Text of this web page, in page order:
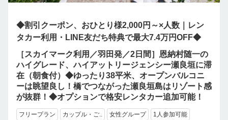
◆割引クーポン、おひとり様2,000円～×人数｜レン
タカー利用・LINE友だち特典で最大7.4万円OFF◆
［スカイマーク利用／羽田発／2日間］恩納村随一の
ハイグレード、ハイアットリージェンシー瀬良垣に滞
在（朝食付）◆ゆったり38平米、オープンバルコニ
ーは眺望良し！橋でつながった瀬良垣島はリゾート感
が抜群！◆オプションで格安レンタカー追加可能！
フリープラン カップル・ご.. 女性グループ 1人参加可能